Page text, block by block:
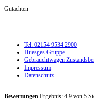
Gutachten
Tel: 02154 9534 2900
Huesges Gruppe
Gebrauchtwagen
Impressum
Datenschutz
Bewertungen Ergebnis: 4.9 von 5